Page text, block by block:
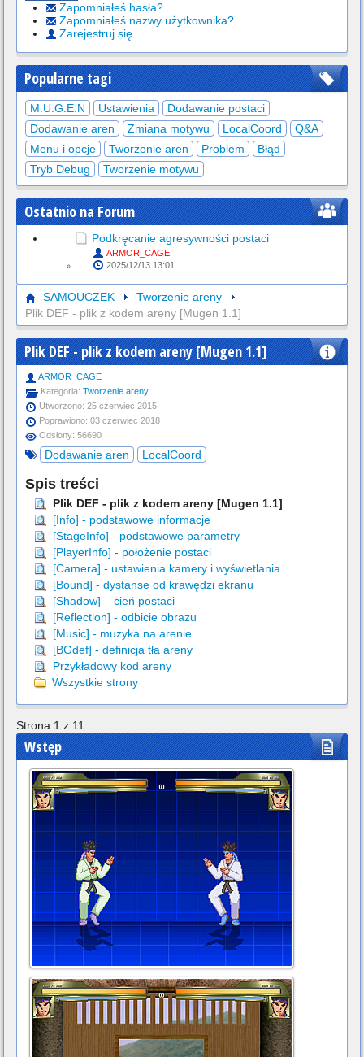
Zapomniałeś hasła?
Zapomniałeś nazwy użytkownika?
Zarejestruj się
Popularne tagi
M.U.G.E.N Ustawienia
Dodawanie postaci
Dodawanie aren
Zmiana motywu LocalCoord
Q&A
Menu i opcje
Tworzenie aren Problem
Błąd
Tryb Debug
Tworzenie motywu
Ostatnio na Forum
Podkręcanie agresywności postaci
ARMOR_CAGE
2025/12/13 13:01
SAMOUCZEK
Tworzenie areny
Plik DEF - plik z kodem areny [Mugen 1.1]
Plik DEF - plik z kodem areny [Mugen 1.1]
ARMOR_CAGE
Kategoria: Tworzenie areny
Utworzono: 25 czerwiec 2015
Poprawiono: 03 czerwiec 2018
Odsłony: 56690
Dodawanie aren LocalCoord
Spis treści
Plik DEF - plik z kodem areny [Mugen 1.1]
[Info] - podstawowe informacje
[StageInfo] - podstawowe parametry
[PlayerInfo] - położenie postaci
[Camera] - ustawienia kamery i wyświetlania
[Bound] - dystanse od krawędzi ekranu
[Shadow] – cień postaci
[Reflection] - odbicie obrazu
[Music] - muzyka na arenie
[BGdef] - definicja tła areny
Przykładowy kod areny
Wszystkie strony
Strona 1 z 11
Wstęp